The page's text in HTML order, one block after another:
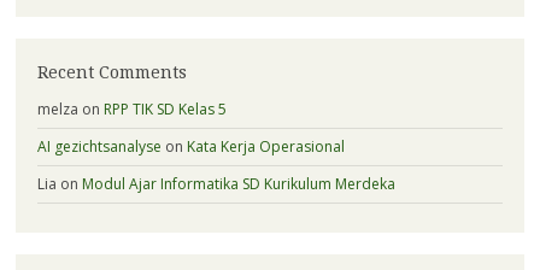
Recent Comments
melza on RPP TIK SD Kelas 5
AI gezichtsanalyse on Kata Kerja Operasional
Lia on Modul Ajar Informatika SD Kurikulum Merdeka